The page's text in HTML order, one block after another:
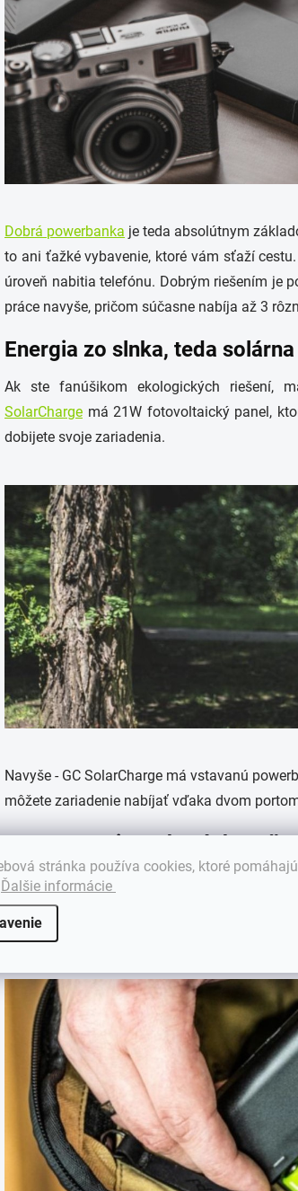
stránka používa cookies, ktoré
Ďalšie informácie
Dobrá powerbanka je teda absolútnym
to ani ťažké vybavenie, ktoré vám sťaží
úroveň nabitia telefónu. Dobrým riešením je
práce navyše, pričom súčasne nabíja až 3
Energia zo slnka, teda
Ak ste fanúšikom ekologických riešení,
SolarCharge má 21W fotovoltaický panel,
dobijete svoje zariadenia.
Navyše - GC SolarCharge má vstavanú
môžete zariadenie nabíjať vďaka dvom
Extra energia na horách a
Určite vlastníte zariadenia, ktoré fungujú na
jednorazové batérie, ktoré nebudete mať
dobíjacie batérie, ktoré stačí dobiť, aby bolo